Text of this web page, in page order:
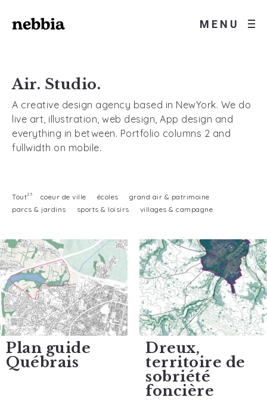
MENU
Air. Studio.
A creative design agency based in NewYork. We do
live art, illustration, web design, App design and
everything in between. Portfolio columns 2 and
fullwidth on mobile.
Tout23 coeur de ville écoles
grand air & patrimoine
parcs & jardins
sports & loisirs villages & campagne
Plan guide
Québrais
Dreux,
territoire de
sobriété
foncière